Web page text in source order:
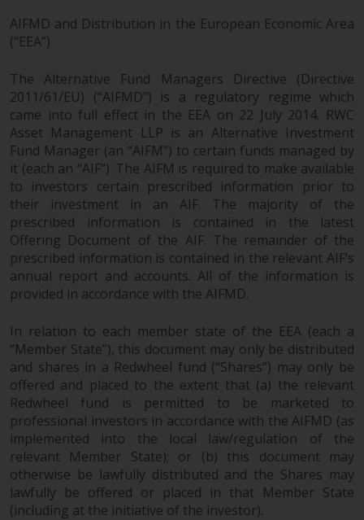
sind als langfristig anzusehen.
Derivative Instrumente können
verbunden sein. Unterschiedliche
Arten von Fonds oder Anlagen
weisen unterschiedliche
Risikograde auf.
Änderungen am Inhalt
Die auf dieser Website
enthaltenen Informationen
werden so wie sie sind zur
Vorankündigung geändert
werden und es wird keine
Garantie hinsichtlich ihrer
Genauigkeit, Vollständigkeit oder
Eignung für einen bestimmten
Zweck übernommen. Redwheel
hat seine eigenen Ansichten und
Meinungen auf dieser Website
(oder denen seiner verbundenen
Unternehmen) geäußert, und
AIFMD and Distribution in the European Economic Area
(“EEA”)
The Alternative Fund Managers Directive (Directive
2011/61/EU) (“AIFMD”) is a regulatory regime which
came into full effect in the EEA on 22 July 2014. RWC
Asset Management LLP is an Alternative Investment
Fund Manager (an “AIFM”) to certain funds managed by
it (each an “AIF”). The AIFM is required to make available
to investors certain prescribed information prior to
their investment in an AIF. The majority of the
prescribed information is contained in the latest
Offering Document of the AIF. The remainder of the
prescribed information is contained in the relevant AIF’s
annual report and accounts. All of the information is
provided in accordance with the AIFMD.
In relation to each member state of the EEA (each a
“Member State”), this document may only be distributed
and shares in a Redwheel fund (“Shares”) may only be
offered and placed to the extent that (a) the relevant
Redwheel fund is permitted to be marketed to
professional investors in accordance with the AIFMD (as
implemented into the local law/regulation of the
relevant Member State); or (b) this document may
otherwise be lawfully distributed and the Shares may
lawfully be offered or placed in that Member State
(including at the initiative of the investor).